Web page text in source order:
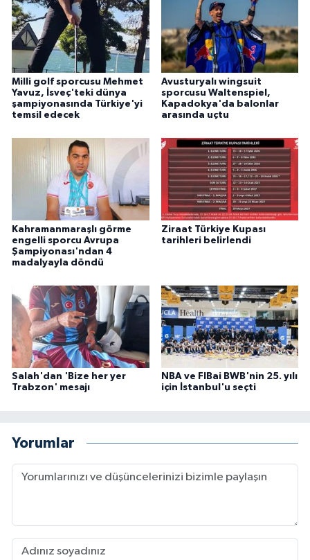
Milli golf sporcusu Mehmet
Yavuz, İsveç'teki dünya
şampiyonasında Türkiye'yi
temsil edecek
Avusturyalı wingsuit
sporcusu Waltenspiel,
Kapadokya'da balonlar
arasında uçtu
Kahramanmaraşlı görme
engelli sporcu Avrupa
Şampiyonası'ndan 4
madalyayla döndü
Ziraat Türkiye Kupası
tarihleri belirlendi
Salah'dan 'Bize her yer
Trabzon' mesajı
NBA ve FIBai BWB'nin 25. yılı
için İstanbul'u seçti
Yorumlar